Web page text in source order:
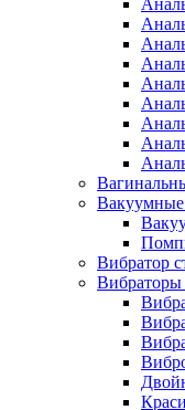
Вибратор
Вибраторы